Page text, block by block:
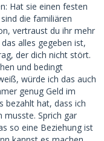
Hat sie einen festen
die familiären
vertraust du ihr mehr
alles gegeben ist,
der dich nicht stört.
und bedingt
würde ich das auch
genug Geld im
bezahlt hat, dass ich
musste. Sprich gar
so eine Beziehung ist